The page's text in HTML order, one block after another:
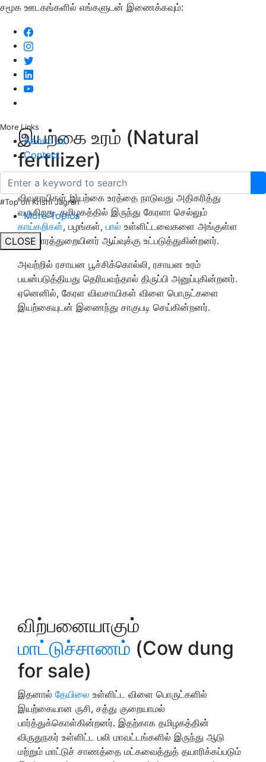
சமூக ஊடகங்களில் எங்களுடன் இணைக்கவும்:
More Links
About Us
Contact
#Top on Krishi Jagran
More Topics
CLOSE
இயற்கை உரம் (Natural
fertilizer)
எனவே வாடிக்கையாளர்களின் நலன்கருதி, தேயிலை
விவசாயிகள் இயற்கை உரத்தை நாடுவது அதிகரித்து
வருகிறது. தமிழகத்தில் இருந்து கேரளா செல்லும்
காய்கறிகள், பழங்கள், பால் உள்ளிட்டவைகளை அங்குள்ள
சுகாதாரத்துறையினர் ஆய்வுக்கு உட்படுத்துகின்றனர்.
அவற்றில் ரசாயன பூச்சிக்கொல்லி, ரசாயன உரம்
பயன்படுத்தியது தெரியவந்தால் திருப்பி அனுப்புகின்றனர்.
ஏனெனில், கேரள விவசாயிகள் விளை பொருட்களை
இயற்கையுடன் இணைந்து சாகுபடி செய்கின்றனர்.
விற்பனையாகும்
மாட்டுச்சாணம் (Cow dung
for sale)
இதனால் தேயிலை உள்ளிட்ட விளை பொருட்களில்
இயற்கையான ருசி, சத்து குறையாமல்
பார்த்துக்கொள்கின்றனர். இதற்காக தமிழகத்தின்
விருதுநகர் உள்ளிட்ட பலி மாவட்டங்களில் இருந்து ஆடு
மற்றும் மாட்டுச் சாணத்தை மட்கவைத்துத் தயாரிக்கப்படும்